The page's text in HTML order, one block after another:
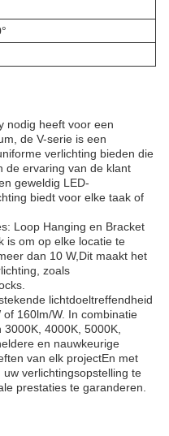
nodig heeft voor een
de V-serie is een
verlichting bieden die
de ervaring van de klant
geweldig LED-
biedt voor elke taak of
Loop Hanging en Bracket
is om op elke locatie te
dan 10 W,Dit maakt het
zoals
lichtdoeltreffendheid
160lm/W. In combinatie
4000K, 5000K,
en nauwkeurige
van elk projectEn met
verlichtingsopstelling te
prestaties te garanderen.